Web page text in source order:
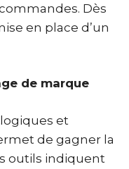
Dès
en place d’un
de marque
et
de gagner la
outils indiquent